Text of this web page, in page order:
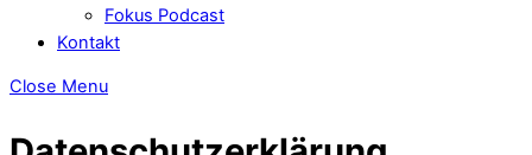
Fokus Podcast
Kontakt
Close Menu